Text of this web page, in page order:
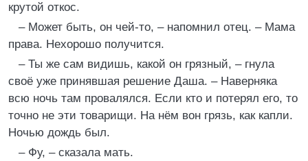
крутой откос.
– Может быть, он чей-то, – напомнил отец. – Мама
права. Нехорошо получится.
– Ты же сам видишь, какой он грязный, – гнула
своё уже принявшая решение Даша. – Наверняка
всю ночь там провалялся. Если кто и потерял его, то
точно не эти товарищи. На нём вон грязь, как капли.
Ночью дождь был.
– Фу, – сказала мать.